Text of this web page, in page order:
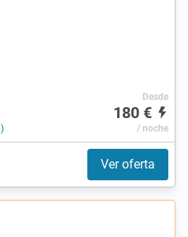
Desde
180 €
/ noche
Ver oferta